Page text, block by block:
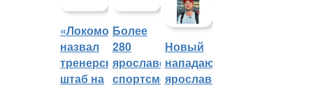
«Локомотив»
назвал
тренерский
штаб на
Более
280
ярославских
спортсменов
Новый
нападающий
ярославского